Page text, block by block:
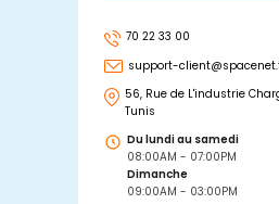
70 22 33 00
support-
56, Rue de L'industrie
Tunis
Du lundi au samedi
08:00AM - 07:00PM
Dimanche
09:00AM - 03:00PM